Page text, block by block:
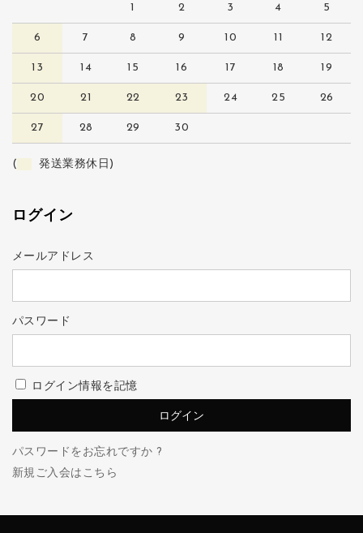
1 2 3 4 5
6 7 8 9 10 11 12
13 14 15 16 17 18 19
20 21 22 23 24 25 26
27 28 29 30
( 発送業務休日)
ログイン
メールアドレス
パスワード
ログイン情報を記憶
パスワードをお忘れですか ?
新規ご入会はこちら